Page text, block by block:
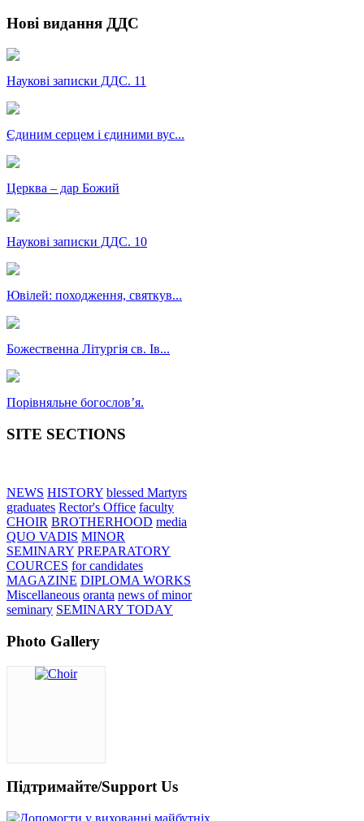
Нові видання ДДС
Наукові записки ДДС. 11
Єдиним серцем і єдиними вус...
Церква – дар Божий
Наукові записки ДДС. 10
Ювілей: походження, святкув...
Божественна Літургія св. Ів...
Порівняльне богословʼя.
SITE SECTIONS
NEWS HISTORY blessed Martyrs
graduates Rector's Office faculty
CHOIR BROTHERHOOD media
QUO VADIS MINOR
SEMINARY PREPARATORY
COURCES for candidates
MAGAZINE DIPLOMA WORKS
Miscellaneous oranta news of minor
seminary SEMINARY TODAY
Photo Gallery
Підтримайте/Support Us